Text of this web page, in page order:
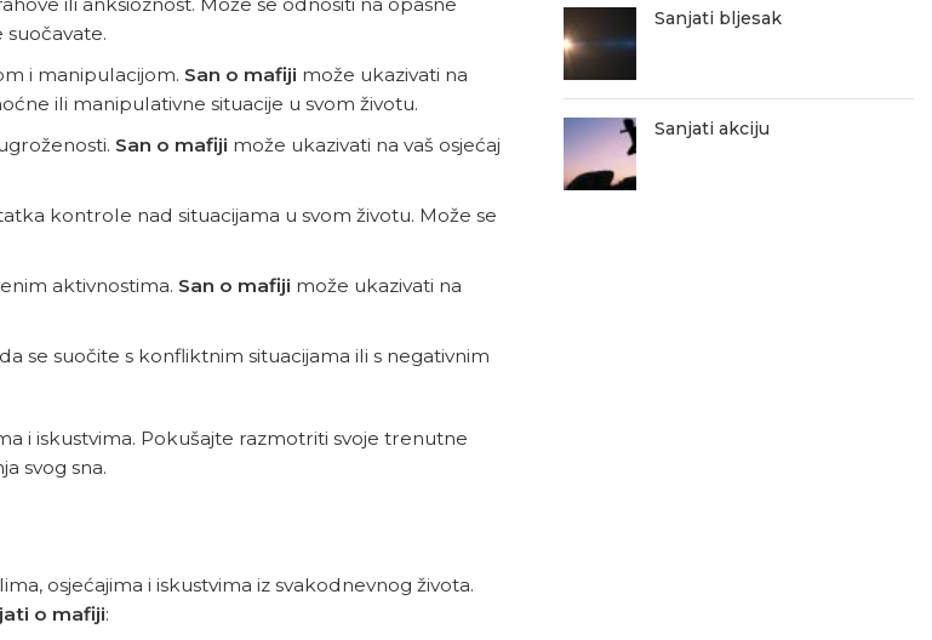
suočavate.
i manipulacijom. San o mafiji može ukazivati ​​na
ili manipulativne situacije u svom životu.
San o mafiji može ukazivati ​​na vaš osjećaj
kontrole nad situacijama u svom životu. Može se
aktivnostima. San o mafiji može ukazivati ​​na
se suočite s konfliktnim situacijama ili s negativnim
i iskustvima. Pokušajte razmotriti svoje trenutne
svog sna.
osjećajima i iskustvima iz svakodnevnog života.
o mafiji:
Sanjati bljesak
Sanjati akciju